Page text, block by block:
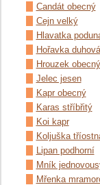
Candát obecný
Cejn velký
Hlavatka
Hořavka duhová
Hrouzek obecný
Jelec jesen
Kapr obecný
Karas stříbřitý
Koi kapr
Koljuška
Lipan podhorní
Mník
Mřenka